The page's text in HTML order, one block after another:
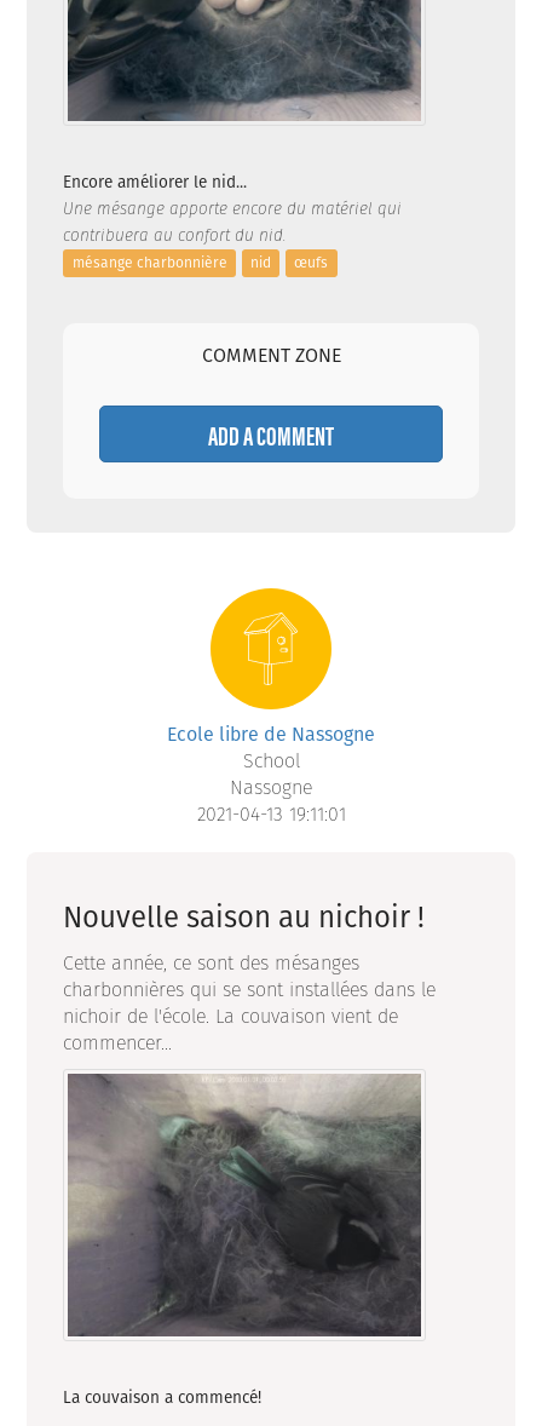
Encore améliorer le nid...
Une mésange apporte encore du matériel qui
contribuera au confort du nid.
mésange charbonnière nid œufs
COMMENT ZONE
ADD A COMMENT
Ecole libre de Nassogne
School
Nassogne
2021-04-13 19:11:01
Nouvelle saison au nichoir !
Cette année, ce sont des mésanges
charbonnières qui se sont installées dans le
nichoir de l'école. La couvaison vient de
commencer...
La couvaison a commencé!